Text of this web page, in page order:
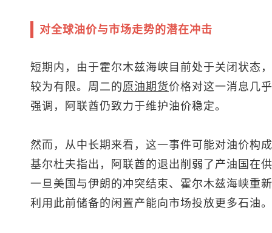
对全球油价与市场走势的潜在冲击
短期内，由于霍尔木兹海峡目前处于关闭状态
较为有限。周二的原油期货价格对这一消息几
强调，阿联酋仍致力于维护油价稳定。
然而，从中长期来看，这一事件可能对油价构
基尔杜夫指出，阿联酋的退出削弱了产油国在
一旦美国与伊朗的冲突结束、霍尔木兹海峡重
利用此前储备的闲置产能向市场投放更多石油。